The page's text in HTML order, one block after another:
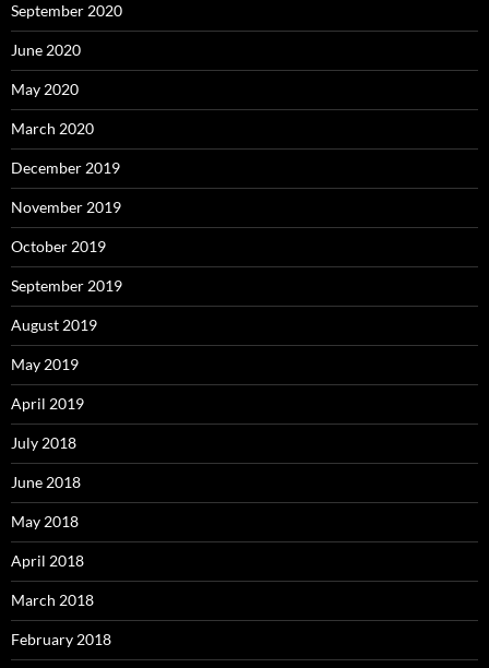
September 2020
June 2020
May 2020
March 2020
December 2019
November 2019
October 2019
September 2019
August 2019
May 2019
April 2019
July 2018
June 2018
May 2018
April 2018
March 2018
February 2018